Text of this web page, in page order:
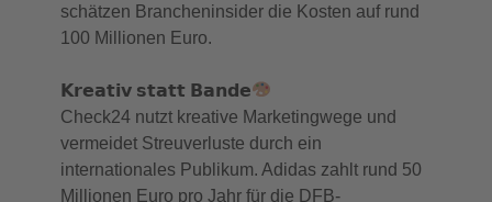
schätzen Brancheninsider die Kosten auf rund
100 Millionen Euro.
𝗞𝗿𝗲𝗮𝘁𝗶𝘃 𝘀𝘁𝗮𝘁𝘁 𝗕𝗮𝗻𝗱𝗲
Check24 nutzt kreative Marketingwege und
vermeidet Streuverluste durch ein
internationales Publikum. Adidas zahlt rund 50
Millionen Euro pro Jahr für die DFB-